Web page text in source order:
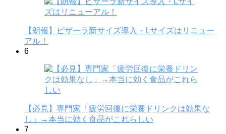
【朗報】ピザーラ新サイズ導入・Lサイズはリニュー
アル！
6
【必見】専門家「疲労回復に栄養ドリンクは効果な
し」→本当に効く食品がこれらしい
7